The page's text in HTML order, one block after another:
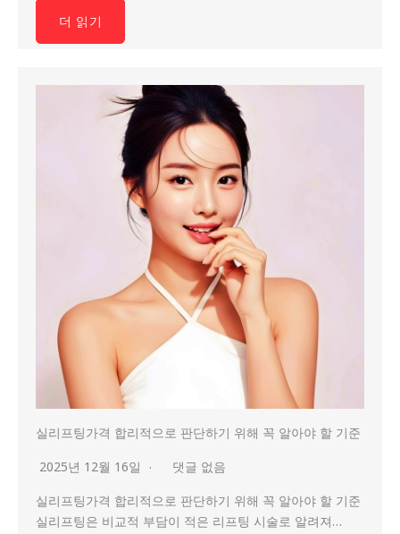
더 읽기
실리프팅가격 합리적으로 판단하기 위해 꼭 알아야 할 기준
2025년 12월 16일
댓글 없음
실리프팅가격 합리적으로 판단하기 위해 꼭 알아야 할 기준
실리프팅은 비교적 부담이 적은 리프팅 시술로 알려져…